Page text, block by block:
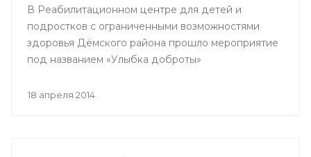
В Реабилитационном центре для детей и
подростков с ограниченными возможностями
здоровья Дёмского района прошло мероприятие
под названием «Улыбка доброты»
18 апреля 2014